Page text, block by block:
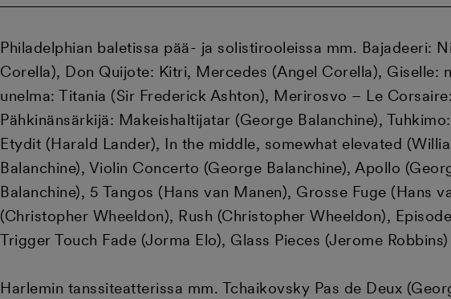
Philadelphian baletissa pää- ja solistirooleissa mm. Bajadeeri:
Corella), Don Quijote: Kitri, Mercedes (Angel Corella),
unelma: Titania (Sir Frederick Ashton), Merirosvo – Le
Pähkinänsärkijä: Makeishaltijatar (George Balanchine),
Etydit (Harald Lander), In the middle, somewhat elevated
Balanchine), Violin Concerto (George Balanchine), Apollo
Balanchine), 5 Tangos (Hans van Manen), Grosse Fuge (Hans
(Christopher Wheeldon), Rush (Christopher Wheeldon),
Trigger Touch Fade (Jorma Elo), Glass Pieces (Jerome Robbins)
Harlemin tanssiteatterissa mm. Tchaikovsky Pas de Deux